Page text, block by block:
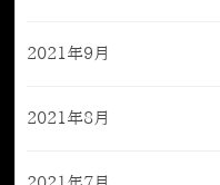
2021年9月
2021年8月